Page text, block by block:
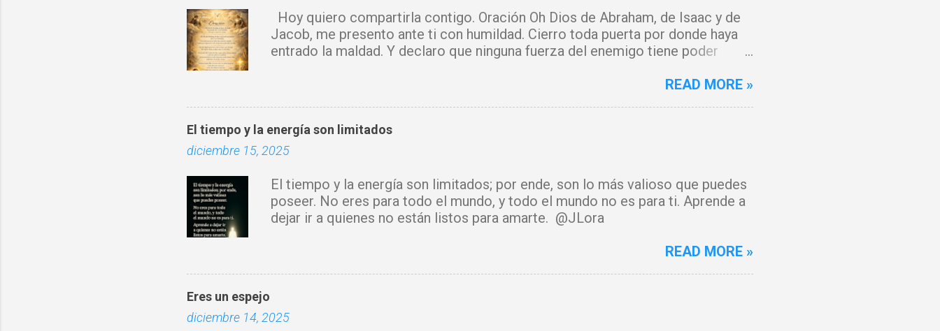
i
o
s
Hoy quiero compartirla contigo. Oración Oh Dios de Abraham, de Isaac y de
Jacob, me presento ante ti con humildad. Cierro toda puerta por donde haya
entrado la maldad. Y declaro que ninguna fuerza del enemigo tiene poder
Espíritu Santo purifique todo a mi alrededor. Por el poder del Cordero de Dios,
con tu luz y tu paz. Declaro mi mente libre, mi cuerpo sano y mi espíritu
fortalecido. Donde había temor, hoy hay fe. Donde había llanto, hoy hay gozo. Y
prosperará. Hoy se cierra todo ciclo de oscuridad y comienza un tiempo
nuevo de luz y bendición. Mi vida y mi hogar están cubiertos por la sangre de
Jesucristo. Amén.
READ MORE »
El tiempo y la energía son limitados
diciembre 15, 2025
El tiempo y la energía son limitados; por ende, son lo más valioso que puedes
poseer. No eres para todo el mundo, y todo el mundo no es para ti. Aprende a
dejar ir a quienes no están listos para amarte. @JLora
READ MORE »
Eres un espejo
diciembre 14, 2025